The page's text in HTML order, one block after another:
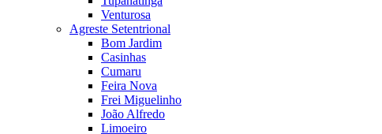
Venturosa
Agreste Setentrional
Bom Jardim
Casinhas
Cumaru
Feira Nova
Frei Miguelinho
João Alfredo
Limoeiro